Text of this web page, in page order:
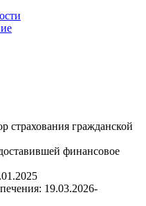
страхования гражданской
финансовое
19.03.2026-